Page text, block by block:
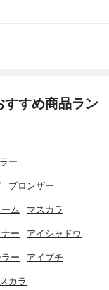
すめ商品ラン
ー
ブロンザー
ム マスカラ
ー アイシャドウ
ー アイプチ
カラ